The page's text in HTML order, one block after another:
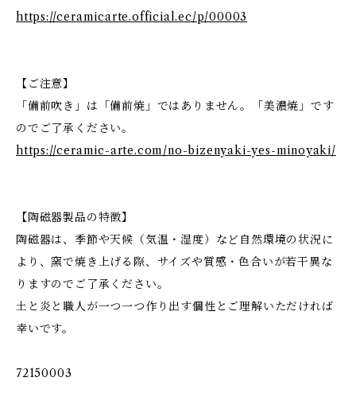
https://ceramicarte.official.ec/p/00003
【ご注意】
「備前吹き」は「備前焼」ではありません。「美濃焼」です
のでご了承ください。
https://ceramic-arte.com/no-bizenyaki-yes-minoyaki/
【陶磁器製品の特徴】
陶磁器は、季節や天候（気温・湿度）など自然環境の状況に
より、窯で焼き上げる際、サイズや質感・色合いが若干異な
りますのでご了承ください。
土と炎と職人が一つ一つ作り出す個性とご理解いただければ
幸いです。
72150003